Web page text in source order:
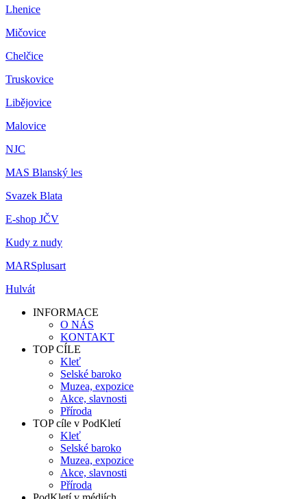
Lhenice
Mičovice
Chelčice
Truskovice
Libějovice
Malovice
NJC
MAS Blanský les
Svazek Blata
E-shop JČV
Kudy z nudy
MARSplusart
Hulvát
INFORMACE
O NÁS
KONTAKT
TOP CÍLE
Kleť
Selské baroko
Muzea, expozice
Akce, slavnosti
Příroda
TOP cíle v PodKletí
Kleť
Selské baroko
Muzea, expozice
Akce, slavnosti
Příroda